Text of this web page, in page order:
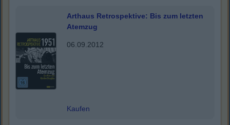
Arthaus Retrospektive: Bis zum letzten
Atemzug
06.09.2012
Kaufen